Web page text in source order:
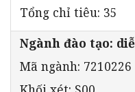
Tổng chỉ tiêu: 35
Ngành đào tạo:
Mã ngành: 7210226